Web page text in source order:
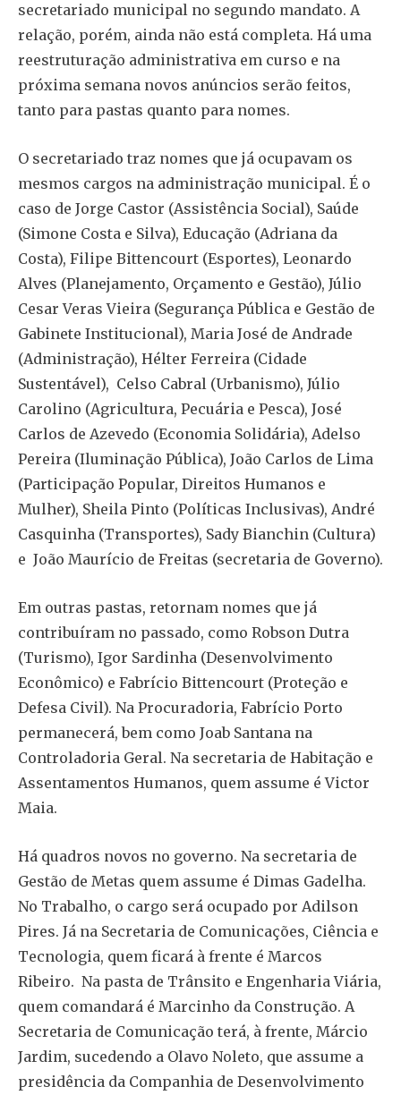
secretariado municipal no segundo mandato. A
relação, porém, ainda não está completa. Há uma
reestruturação administrativa em curso e na
próxima semana novos anúncios serão feitos,
tanto para pastas quanto para nomes.
O secretariado traz nomes que já ocupavam os
mesmos cargos na administração municipal. É o
caso de Jorge Castor (Assistência Social), Saúde
(Simone Costa e Silva), Educação (Adriana da
Costa), Filipe Bittencourt (Esportes), Leonardo
Alves (Planejamento, Orçamento e Gestão), Júlio
Cesar Veras Vieira (Segurança Pública e Gestão de
Gabinete Institucional), Maria José de Andrade
(Administração), Hélter Ferreira (Cidade
Sustentável), Celso Cabral (Urbanismo), Júlio
Carolino (Agricultura, Pecuária e Pesca), José
Carlos de Azevedo (Economia Solidária), Adelso
Pereira (Iluminação Pública), João Carlos de Lima
(Participação Popular, Direitos Humanos e
Mulher), Sheila Pinto (Políticas Inclusivas), André
Casquinha (Transportes), Sady Bianchin (Cultura)
e João Maurício de Freitas (secretaria de Governo).
Em outras pastas, retornam nomes que já
contribuíram no passado, como Robson Dutra
(Turismo), Igor Sardinha (Desenvolvimento
Econômico) e Fabrício Bittencourt (Proteção e
Defesa Civil). Na Procuradoria, Fabrício Porto
permanecerá, bem como Joab Santana na
Controladoria Geral. Na secretaria de Habitação e
Assentamentos Humanos, quem assume é Victor
Maia.
Há quadros novos no governo. Na secretaria de
Gestão de Metas quem assume é Dimas Gadelha.
No Trabalho, o cargo será ocupado por Adilson
Pires. Já na Secretaria de Comunicações, Ciência e
Tecnologia, quem ficará à frente é Marcos
Ribeiro. Na pasta de Trânsito e Engenharia Viária,
quem comandará é Marcinho da Construção. A
Secretaria de Comunicação terá, à frente, Márcio
Jardim, sucedendo a Olavo Noleto, que assume a
presidência da Companhia de Desenvolvimento